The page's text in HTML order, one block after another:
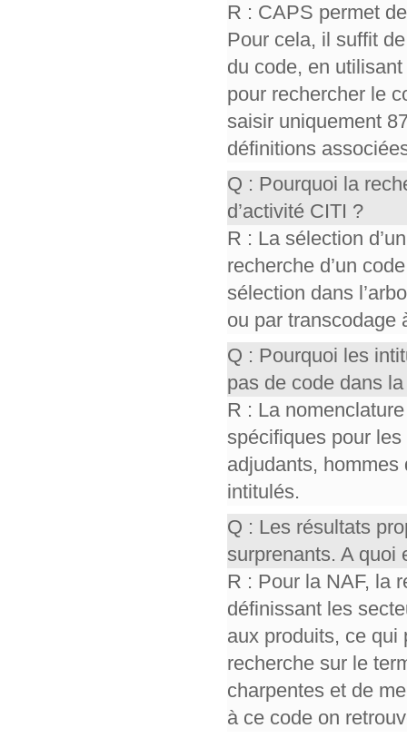
R : CAPS permet
Pour cela, il suffit
du code, en
pour rechercher le
saisir uniquement
définitions
Q : Pourquoi la
d’activité CITI ?
R : La sélection
recherche d’un
sélection dans
ou par transcodage
Q : Pourquoi les
pas de code dans
R : La
spécifiques pour
adjudants,
intitulés.
Q : Les résultats
surprenants. A quoi
R : Pour la NAF, la
définissant les
aux produits, ce qui
recherche sur le
charpentes et de
à ce code on